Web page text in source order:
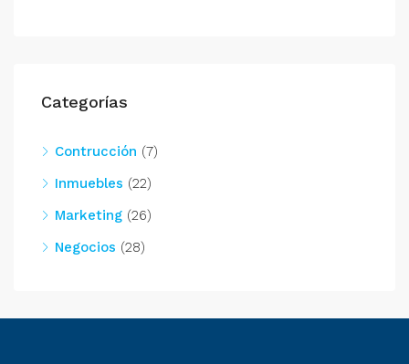
Categorías
Contrucción (7)
Inmuebles (22)
Marketing (26)
Negocios (28)